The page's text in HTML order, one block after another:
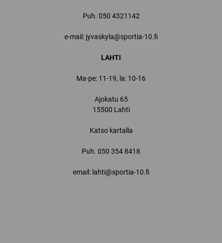
Puh. 050 4321142
e-mail: jyvaskyla@sportia-10.fi
LAHTI
Ma-pe: 11-19, la: 10-16
Ajokatu 65
15500 Lahti
Katso kartalla
Puh. 050 354 8418
email: lahti@sportia-10.fi